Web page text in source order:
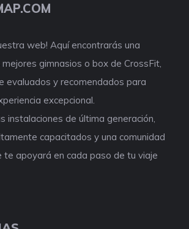
web! Aquí encontrarás una
gimnasios o box de CrossFit,
evaluados y recomendados para
excepcional.
instalaciones de última generación,
capacitados y una comunidad
te apoyará en cada paso de tu viaje